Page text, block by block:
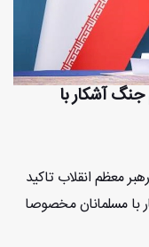
جنگ آشکار با
معظم انقلاب تاکید
با مسلمانان مخصوصا